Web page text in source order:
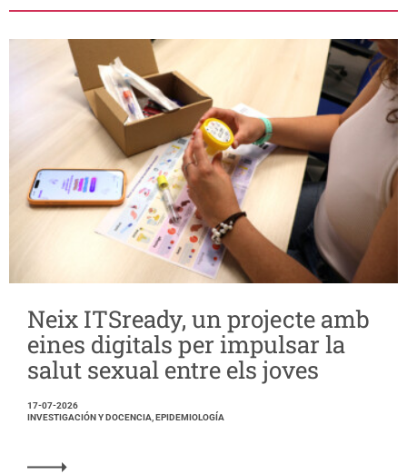
Neix ITSready, un projecte amb
eines digitals per impulsar la
salut sexual entre els joves
17-07-2026
INVESTIGACIÓN Y DOCENCIA, EPIDEMIOLOGÍA